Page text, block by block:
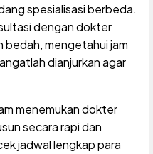
spesialisasi berbeda.
dengan dokter
bedah, mengetahui jam
dianjurkan agar
menemukan dokter
secara rapi dan
jadwal lengkap para